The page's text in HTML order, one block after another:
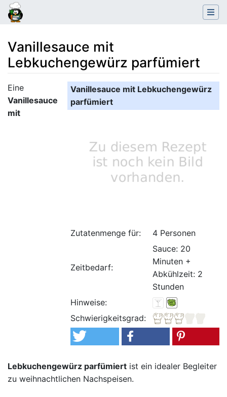
Vanillesauce mit
Lebkuchengewürz parfümiert
Wechseln zu: Navigation,Suche
Vanillesauce mit Lebkuchengewürz
parfümiert
Zutatenmenge für: 4 Personen
Zeitbedarf:
Sauce: 20
Minuten +
Abkühlzeit: 2
Stunden
Hinweise:
Schwierigkeitsgrad:
Eine
Vanillesauce
mit
Lebkuchengewürz parfümiert ist ein idealer Begleiter
zu weihnachtlichen Nachspeisen.